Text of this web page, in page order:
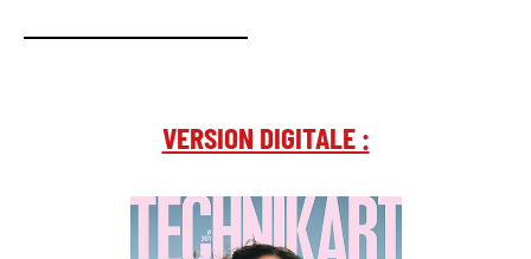
VERSION DIGITALE :